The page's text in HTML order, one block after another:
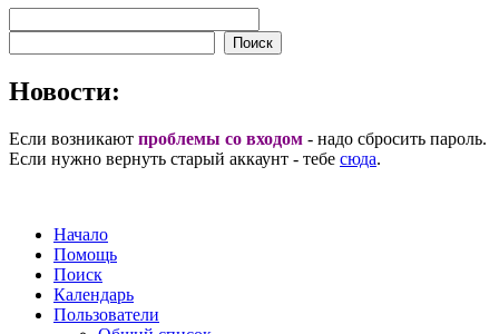
Новости:
Если возникают проблемы со входом - надо сбросить пароль.
Если нужно вернуть старый аккаунт - тебе сюда.
Начало
Помощь
Поиск
Календарь
Пользователи